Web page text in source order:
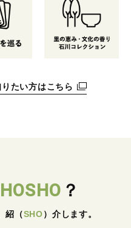
たい方はこちら
？
紹 （SHO） 介します。